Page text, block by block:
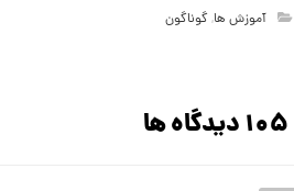
آموزش ها,گوناگون
۱۰۵ دیدگاه ها